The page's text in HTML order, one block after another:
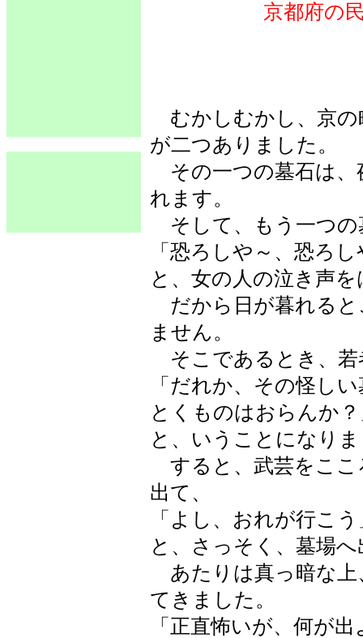
京都府の
むかしむかし、京の
が二つありました。
その一つの墓石は、
れます。
そして、もう一つの
「恐ろしや～、恐ろ
と、女の人の泣き声
だから日が暮れると
ません。
そこであるとき、若
「だれか、その怪し
とくものはおらんか
と、いうことになり
すると、武芸をここ
出て、
「よし、おれが行こう
と、さっそく、墓場
あたりは真っ暗な上
てきました。
「正直怖いが、何が